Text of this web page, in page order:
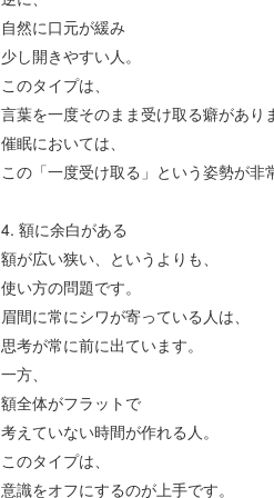
自然に口元が緩み
少し開きやすい人。
このタイプは、
言葉を一度そのまま受け取る癖があり
催眠においては、
この「一度受け取る」という姿勢が非
4. 額に余白がある
額が広い狭い、というよりも、
使い方の問題です。
眉間に常にシワが寄っている人は、
思考が常に前に出ています。
一方、
額全体がフラットで
考えていない時間が作れる人。
このタイプは、
意識をオフにするのが上手です。